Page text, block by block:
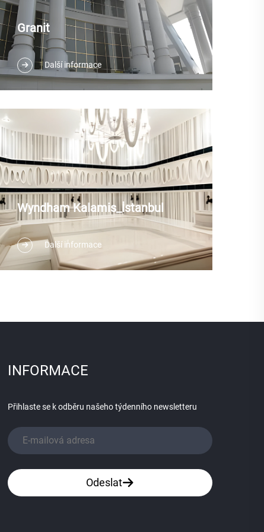
Granit
Další informace
Wyndham Kalamis_İstanbul
Další informace
INFORMACE
Přihlaste se k odběru našeho týdenního newsletteru
Odeslat